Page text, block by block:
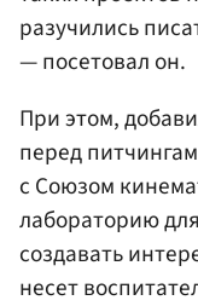
разучились
— посетовал он.
При этом,
перед
с Союзом
лабораторию
создавать
несет